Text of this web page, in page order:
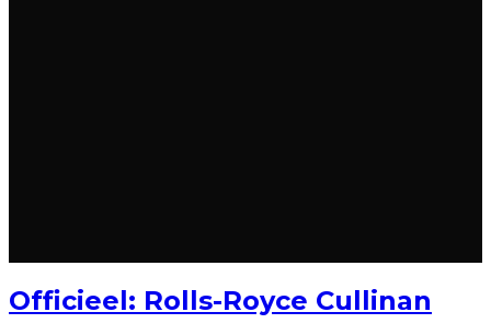
Officieel: Rolls-Royce Cullinan